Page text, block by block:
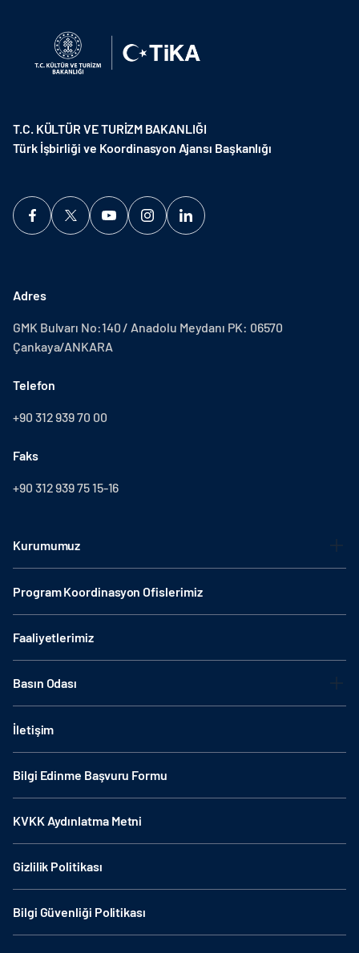
T.C. KÜLTÜR VE TURİZM BAKANLIĞI
Türk İşbirliği ve Koordinasyon Ajansı Başkanlığı
Adres
GMK Bulvarı No:140 / Anadolu Meydanı PK: 06570
Çankaya/ANKARA
Telefon
+90 312 939 70 00
Faks
+90 312 939 75 15-16
Kurumumuz
Program Koordinasyon Ofislerimiz
Faaliyetlerimiz
Basın Odası
İletişim
Bilgi Edinme Başvuru Formu
KVKK Aydınlatma Metni
Gizlilik Politikası
Bilgi Güvenliği Politikası